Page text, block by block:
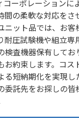
コーポレーションに
の柔軟な対応をさ
ニット品では、お客
耐圧試験機や組立専
検査機器保有して
お約束します。コス
る短納期化を実現し
委託先をお探しの